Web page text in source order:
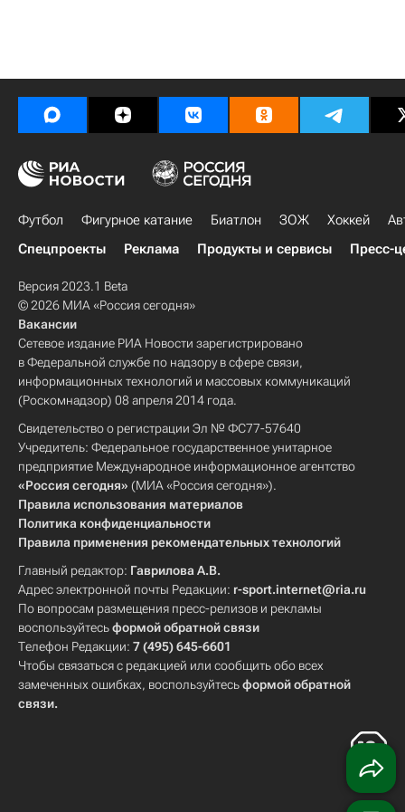
Футбол Фигурное катание Биатлон ЗОЖ Хоккей
Спецпроекты
Реклама Продукты и сервисы Пресс-
Версия 2023.1 Beta
© 2026 МИА «Россия сегодня»
Вакансии
Сетевое издание РИА Новости зарегистрировано
в Федеральной службе по надзору в сфере связи,
информационных технологий и массовых коммуникаций
(Роскомнадзор) 08 апреля 2014 года.
Свидетельство о регистрации Эл № ФС77-57640
Учредитель: Федеральное государственное унитарное
предприятие Международное информационное агентство
«Россия сегодня» (МИА «Россия сегодня»).
Правила использования материалов
Политика конфиденциальности
Правила применения рекомендательных технологий
Главный редактор: Гаврилова А.В.
Адрес электронной почты Редакции: r-sport.internet@ria.ru
По вопросам размещения пресс-релизов и рекламы
воспользуйтесьформой обратной связи
Телефон Редакции: 7 (495) 645-6601
Чтобы связаться с редакцией или сообщить обо всех
замеченных ошибках, воспользуйтесьформой обратной
связи.